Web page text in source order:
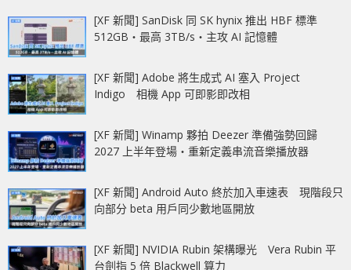
[XF 新聞] SanDisk 同 SK hynix 推出 HBF 標準
512GB‧最高 3TB/s‧主攻 AI 記憶體
[XF 新聞] Adobe 將生成式 AI 塞入 Project
Indigo 相機 App 可即影即改相
[XF 新聞] Winamp 夥拍 Deezer 準備強勢回歸
2027 上半年登場‧重新定義串流音樂播放器
[XF 新聞] Android Auto 終於加入車速表 現階段只
向部分 beta 用戶同少數地區開放
[XF 新聞] NVIDIA Rubin 架構曝光 Vera Rubin 平
台劍指 5 倍 Blackwell 算力